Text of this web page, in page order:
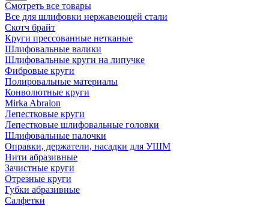
Смотреть все товары
Все для шлифовки нержавеющей стали
Скотч брайт
Круги прессованные нетканые
Шлифовальные валики
Шлифовальные круги на липучке
Фибровые круги
Полировальные материалы
Конволютные круги
Mirka Abralon
Лепестковые круги
Лепестковые шлифовальные головки
Шлифовальные палочки
Оправки, держатели, насадки для УШМ
Нити абразивные
Зачистные круги
Отрезные круги
Губки абразивные
Салфетки